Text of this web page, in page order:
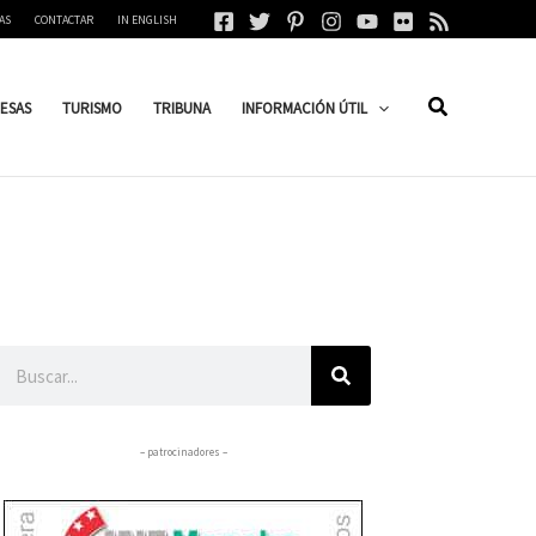
CONTACTAR IN ENGLISH
TURISMO TRIBUNA INFORMACIÓN ÚTIL
– patrocinadores –